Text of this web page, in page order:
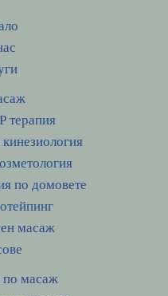
по домовете
масаж
по масаж